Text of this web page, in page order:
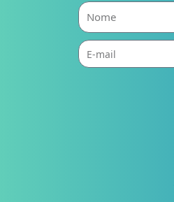
Nome
E-
mail